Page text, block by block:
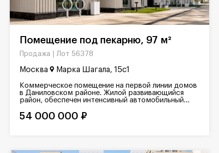
Помещение под пекарню, 97 м²
Продажа | Лот 56378
Москва Марка Шагала, 15с1
Коммерческое помещение на первой линии домов
в Даниловском районе. Жилой развивающийся
район, обеспечен интенсивный автомобильный...
54 000 000 ₽